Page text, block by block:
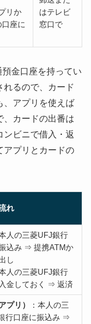
リか
座に
はテレビ
窓口で
金口座を持ってい
れるので、カード
、アプリを使えば
、カードの出番は
ンビニで借入・返
アプリとカードの
れ
本人の三菱UFJ銀行
込み ⇒ 提携ATMか
し
本人の三菱UFJ銀行
金しておく ⇒ 返済
プリ）
：本人の三
行口座に振込み ⇒